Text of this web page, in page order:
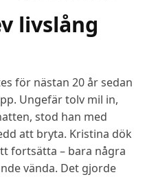
livslång
för nästan 20 år sedan
Ungefär tolv mil in,
stod han med
att bryta. Kristina dök
fortsätta – bara några
vända. Det gjorde